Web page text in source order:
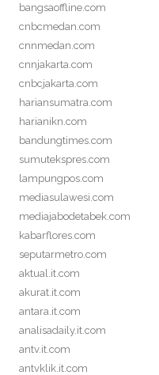
bangsaoffline.com
cnbcmedan.com
cnnmedan.com
cnnjakarta.com
cnbcjakarta.com
hariansumatra.com
harianikn.com
bandungtimes.com
sumutekspres.com
lampungpos.com
mediasulawesi.com
mediajabodetabek.com
kabarflores.com
seputarmetro.com
aktual.it.com
akurat.it.com
antara.it.com
analisadaily.it.com
antv.it.com
antvklik.it.com